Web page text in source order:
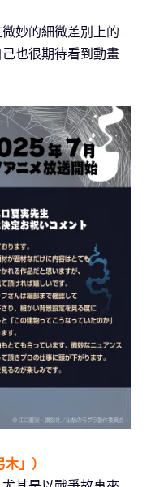
妙的細微差別上的
也很期待看到動畫
」）